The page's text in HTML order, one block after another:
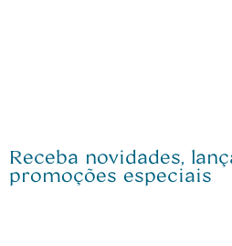
Receba novidades,
promoções especiais